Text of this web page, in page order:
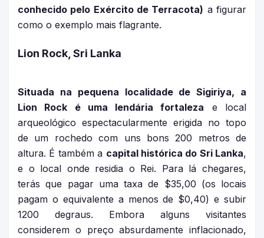
conhecido pelo Exército de Terracota) a figurar
como o exemplo mais flagrante.
Lion Rock, Sri Lanka
Situada na pequena localidade de Sigiriya, a
Lion Rock é uma lendária fortaleza e local
arqueológico espectacularmente erigida no topo
de um rochedo com uns bons 200 metros de
altura. É também a capital histórica do Sri Lanka,
e o local onde residia o Rei. Para lá chegares,
terás que pagar uma taxa de $35,00 (os locais
pagam o equivalente a menos de $0,40) e subir
1200 degraus. Embora alguns visitantes
considerem o preço absurdamente inflacionado,